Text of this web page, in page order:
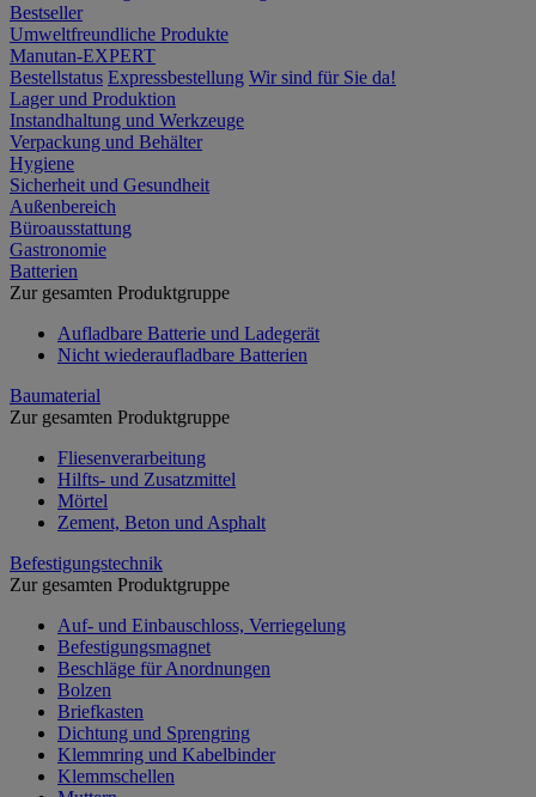
Bestseller
Umweltfreundliche Produkte
Manutan-EXPERT
Bestellstatus Expressbestellung Wir sind für Sie da!
Lager und Produktion
Instandhaltung und Werkzeuge
Verpackung und Behälter
Hygiene
Sicherheit und Gesundheit
Außenbereich
Büroausstattung
Gastronomie
Batterien
Zur gesamten Produktgruppe
Aufladbare Batterie und Ladegerät
Nicht wiederaufladbare Batterien
Baumaterial
Zur gesamten Produktgruppe
Fliesenverarbeitung
Hilfts- und Zusatzmittel
Mörtel
Zement, Beton und Asphalt
Befestigungstechnik
Zur gesamten Produktgruppe
Auf- und Einbauschloss, Verriegelung
Befestigungsmagnet
Beschläge für Anordnungen
Bolzen
Briefkasten
Dichtung und Sprengring
Klemmring und Kabelbinder
Klemmschellen